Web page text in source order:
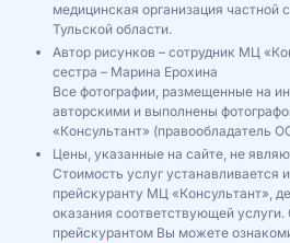
медицинская организация частной
Тульской области.
Автор рисунков – сотрудник МЦ
сестра – Марина Ерохина
Все фотографии, размещенные на
авторскими и выполнены
«Консультант» (правообладатель
Цены, указанные на сайте, не
Стоимость услуг устанавливается
прейскуранту МЦ «Консультант»,
оказания соответствующей
прейскурантом Вы можете